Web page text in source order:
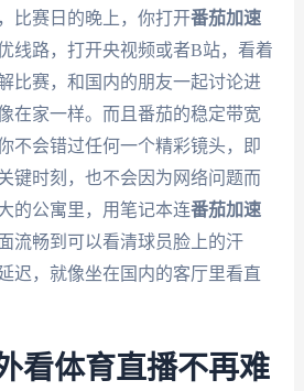
比赛日的晚上，你打开番茄加速
线路，打开央视频或者B站，看着
比赛，和国内的朋友一起讨论进
在家一样。而且番茄的稳定带宽
不会错过任何一个精彩镜头，即
键时刻，也不会因为网络问题而
的公寓里，用笔记本连番茄加速
流畅到可以看清球员脸上的汗
迟，就像坐在国内的客厅里看直
看体育直播不再难